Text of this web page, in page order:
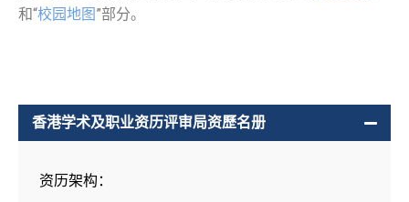
和“校园地图”部分。
香港学术及职业资历评审局资歷名册
资历架构：